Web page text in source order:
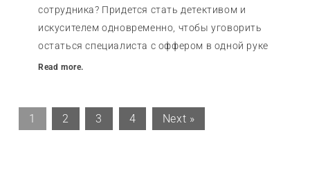
сотрудника? Придется стать детективом и
искусителем одновременно, чтобы уговорить
остаться специалиста с оффером в одной руке
Read more.
1 2 3 4 Next »